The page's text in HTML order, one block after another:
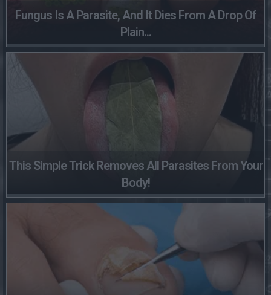
Fungus Is A Parasite, And It Dies From A Drop Of
Plain...
This Simple Trick Removes All Parasites From Your
Body!